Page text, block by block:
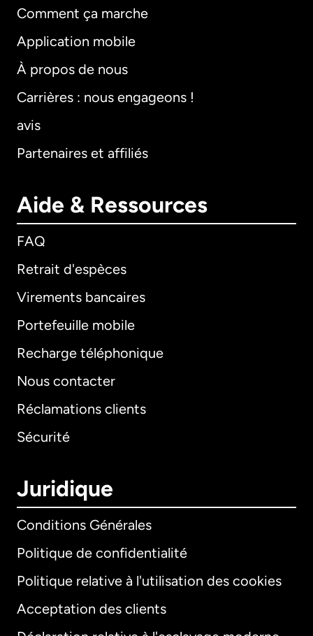
Comment ça marche
Application mobile
À propos de nous
Carrières : nous engageons !
avis
Partenaires et affiliés
Aide & Ressources
FAQ
Retrait d'espèces
Virements bancaires
Portefeuille mobile
Recharge téléphonique
Nous contacter
Réclamations clients
Sécurité
Juridique
Conditions Générales
Politique de confidentialité
Politique relative à l'utilisation des cookies
Acceptation des clients